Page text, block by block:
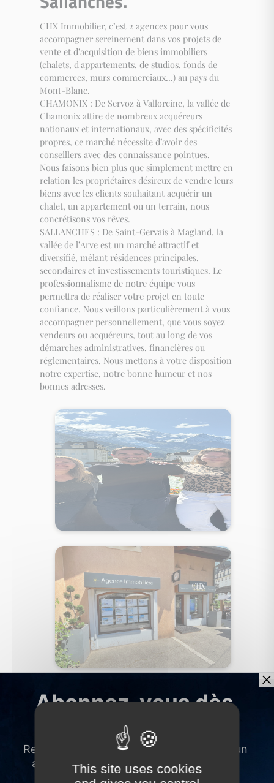
CHX Immobilier, c’est 2 agences pour vous
accompagner sereinement dans vos projets de
vente et d’acquisition de biens immobiliers
(chalets, d'appartements, de studios, fonds de
commerces, murs commerciaux…) au pays du
Mont-Blanc.
CHAMONIX : De Servoz à Vallorcine, la vallée de
Chamonix attire de nombreux acquéreurs
nationaux et internationaux, avec des spécificités
propres, ce marché nécessite d’avoir des
conseillers avec des connaissance pointues.
Nous faisons bien plus que simplement mettre en
relation les propriétaires désireux de vendre leurs
biens avec les clients souhaitant acquérir un
chalet, un appartement ou un terrain, nous
concrétisons vos rêves.
SALLANCHES : De Saint-Gervais à Magland, la
vallée de l’Arve est un marché attractif et
diversifié, mêlant résidences principales,
secondaires et investissements touristiques. Le
professionnalisme de notre équipe vous
permettra de réaliser votre projet en toute
confiance. Nous veillons particulièrement à vous
accompagner personnellement, que vous soyez
vendeurs ou acquéreurs, tout au long de vos
démarches administratives, financières ou
réglementaires. Nous mettons à votre disposition
notre expertise, notre bonne humeur et nos
bonnes adresses.
This site uses cookies